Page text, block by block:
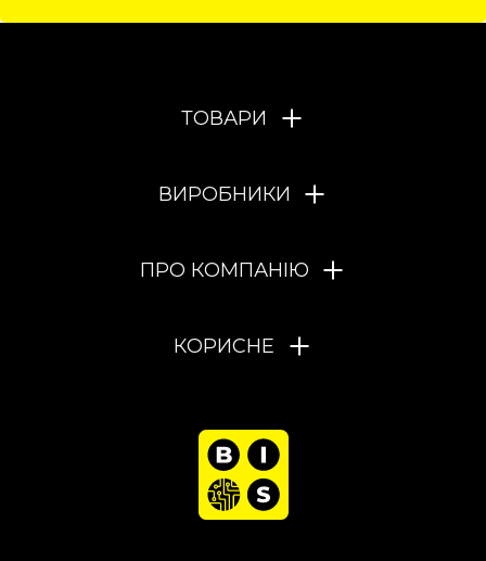
ТОВАРИ
ВИРОБНИКИ
ПРО КОМПАНІЮ
КОРИСНЕ